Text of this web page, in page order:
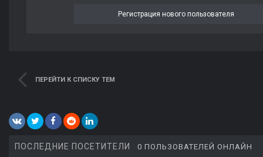
Регистрация нового пользователя
ПЕРЕЙТИ К СПИСКУ ТЕМ
ПОСЛЕДНИЕ ПОСЕТИТЕЛИ 0 ПОЛЬЗОВАТЕЛЕЙ ОНЛАЙН